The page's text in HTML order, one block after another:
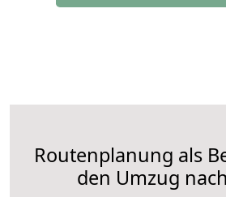
Routenplanung als
den Umzug